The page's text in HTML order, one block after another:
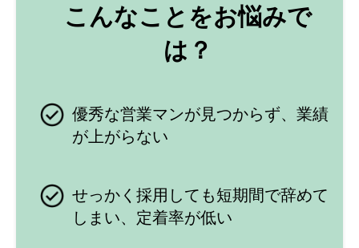
こんなことをお悩みで
は？
優秀な営業マンが見つからず、業績
が上がらない
せっかく採用しても短期間で辞めて
しまい、定着率が低い